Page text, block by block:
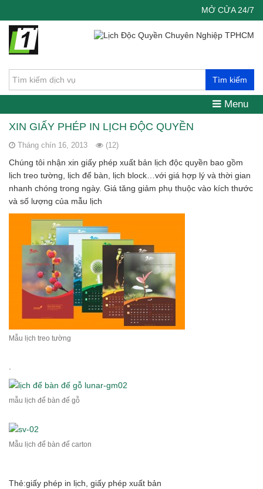
MỞ CỬA 24/7
Tìm kiếm
Menu
XIN GIẤY PHÉP IN LỊCH ĐỘC QUYỀN
Tháng chín 16, 2013 (12)
Chúng tôi nhận xin giấy phép xuất bản lịch độc quyền bao gồm
lịch treo tường, lịch để bàn, lịch block…với giá hợp lý và thời gian
nhanh chóng trong ngày. Giá tăng giảm phụ thuộc vào kích thước
và số lượng của mẫu lịch
Mẫu lịch treo tường
.
mẫu lịch để bàn đế gỗ
Mẫu lịch để bàn đế carton
Thẻ:giấy phép in lịch giấy phép xuất bản